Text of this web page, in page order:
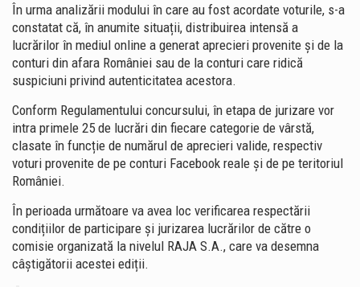
În urma analizării modului în care au fost acordate voturile, s-a
constatat că, în anumite situații, distribuirea intensă a
lucrărilor în mediul online a generat aprecieri provenite și de la
conturi din afara României sau de la conturi care ridică
suspiciuni privind autenticitatea acestora.
Conform Regulamentului concursului, în etapa de jurizare vor
intra primele 25 de lucrări din fiecare categorie de vârstă,
clasate în funcție de numărul de aprecieri valide, respectiv
voturi provenite de pe conturi Facebook reale și de pe teritoriul
României.
În perioada următoare va avea loc verificarea respectării
condițiilor de participare și jurizarea lucrărilor de către o
comisie organizată la nivelul RAJA S.A., care va desemna
câștigătorii acestei ediții.